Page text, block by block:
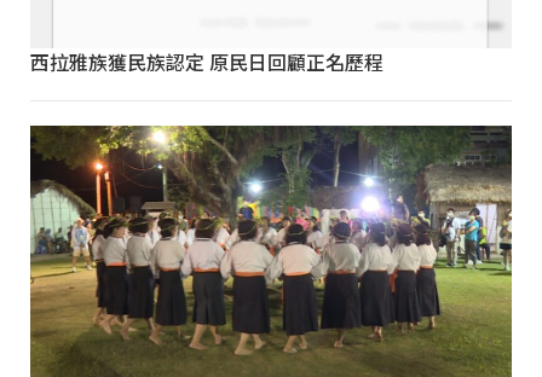
西拉雅族獲民族認定 原民日回顧正名歷程